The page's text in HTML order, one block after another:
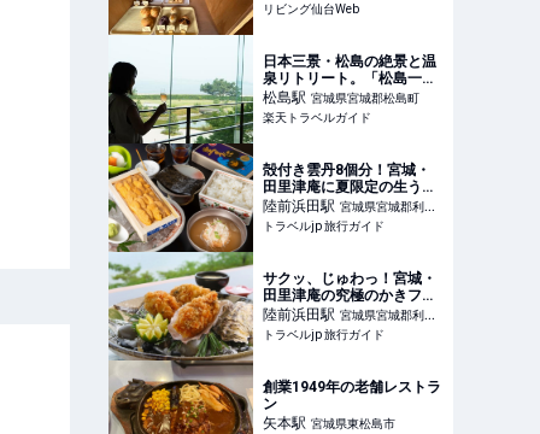
リビング仙台Web
日本三景・松島の絶景と温
泉リトリート。「松島一の
坊」で楽しむ上質オールイ
ンクルーシブステイ 【楽天
トラベル】
松島駅 宮城県宮城郡松島町
楽天トラベルガイド
殻付き雲丹8個分！宮城・
田里津庵に夏限定の生うに
ご膳が登場 | 宮城県 | トラベ
ルjp 旅行ガイド
陸前浜田駅 宮城県宮城郡利府
町
トラベルjp 旅行ガイド
サクッ、じゅわっ！宮城・
田里津庵の究極のかきフラ
イが新たな味わいに進化 |
宮城県 | トラベルjp 旅行ガ
イド
陸前浜田駅 宮城県宮城郡利府
町
トラベルjp 旅行ガイド
創業1949年の老舗レストラ
ン
矢本駅 宮城県東松島市